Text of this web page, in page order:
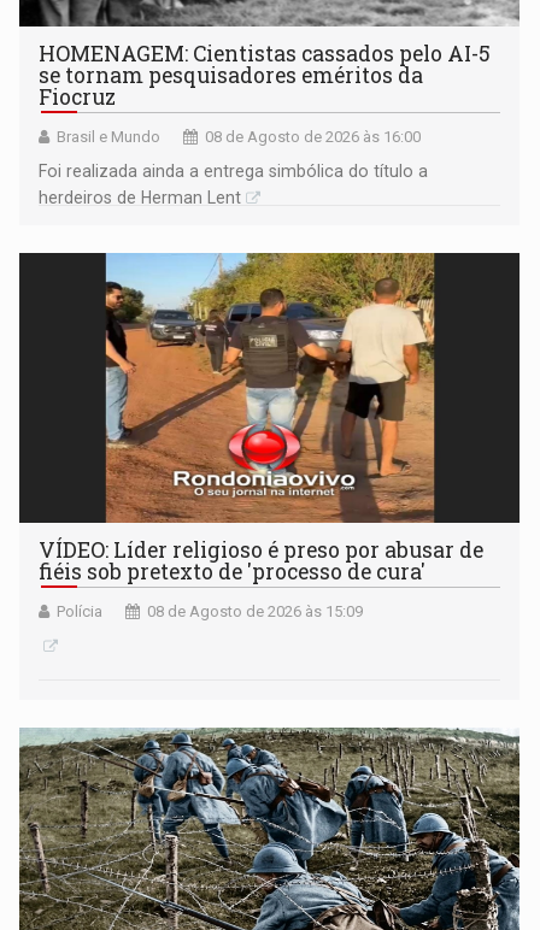
HOMENAGEM: Cientistas cassados pelo AI-5
se tornam pesquisadores eméritos da
Fiocruz
Brasil e Mundo 08 de Agosto de 2026 às 16:00
Foi realizada ainda a entrega simbólica do título a
herdeiros de Herman Lent
VÍDEO: Líder religioso é preso por abusar de
fiéis sob pretexto de 'processo de cura'
Polícia 08 de Agosto de 2026 às 15:09